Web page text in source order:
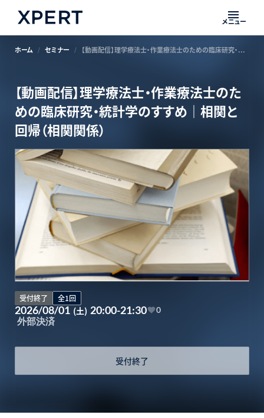
メニュー
ホーム セミナー 【動画配信】理学療法士・作業療法士のための臨床研究・統計学のすすめ｜相関と回帰（相関関係）
【動画配信】理学療法士・作業療法士のた
めの臨床研究・統計学のすすめ｜相関と
回帰（相関関係）
受付終了 全1回
2026/08/01 (土) 20:00-21:30 0
外部決済
受付終了